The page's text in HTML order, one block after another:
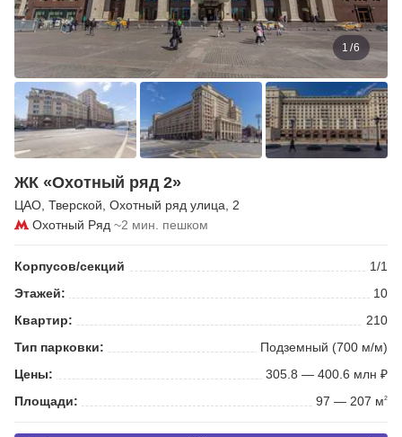
1 /6
ЖК «Охотный ряд 2»
ЦАО Тверской Охотный ряд улица , 2
Охотный Ряд ~2 мин. пешком
Корпусов/секций
1/1
Этажей:
10
Квартир:
210
Тип парковки:
Подземный (700 м/м)
Цены:
305.8 — 400.6 млн ₽
Площади:
97 — 207 м2